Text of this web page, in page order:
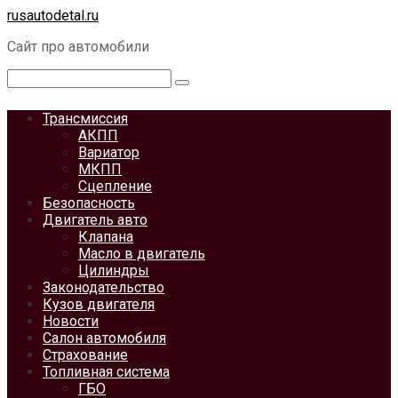
Перейти
контенту
rusautodetal.ru
Сайт про автомобили
Трансмиссия
АКПП
Вариатор
МКПП
Сцепление
Безопасность
Двигатель авто
Клапана
Масло в двигатель
Цилиндры
Законодательство
Кузов двигателя
Новости
Салон автомобиля
Страхование
Топливная система
ГБО